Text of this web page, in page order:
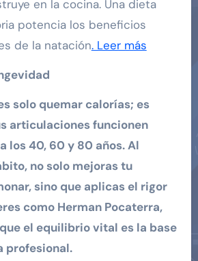
en la cocina. Una dieta
potencia los beneficios
de la natación. Leer más
solo quemar calorías; es
articulaciones funcionen
los 40, 60 y 80 años. Al
no solo mejoras tu
sino que aplicas el rigor
como Herman Pocaterra,
el equilibrio vital es la base
profesional.